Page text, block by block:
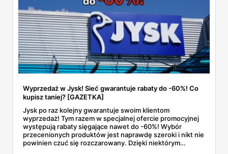
Wyprzedaż w Jysk! Sieć gwarantuje rabaty do -60%! Co
kupisz taniej? [GAZETKA]
Jysk po raz kolejny gwarantuje swoim klientom
wyprzedaż! Tym razem w specjalnej ofercie promocyjnej
występują rabaty sięgające nawet do -60%! Wybór
przecenionych produktów jest naprawdę szeroki i nikt nie
powinien czuć się rozczarowany. Dzięki niektórym